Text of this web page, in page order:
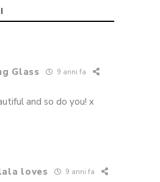
Glass 9 anni fa
and so do you! x
loves 9 anni fa